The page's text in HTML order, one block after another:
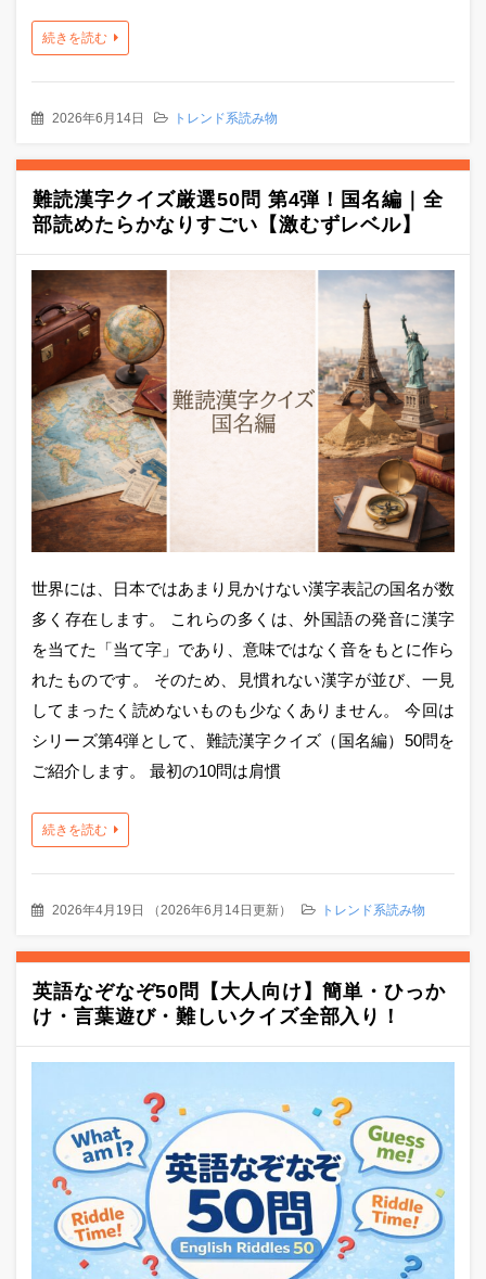
続きを読む
2026年6月14日 トレンド系読み物
難読漢字クイズ厳選50問 第4弾！国名編｜全
部読めたらかなりすごい【激むずレベル】
世界には、日本ではあまり見かけない漢字表記の国名が数
多く存在します。 これらの多くは、外国語の発音に漢字
を当てた「当て字」であり、意味ではなく音をもとに作ら
れたものです。 そのため、見慣れない漢字が並び、一見
してまったく読めないものも少なくありません。 今回は
シリーズ第4弾として、難読漢字クイズ（国名編）50問を
ご紹介します。 最初の10問は肩慣
続きを読む
2026年4月19日 （2026年6月14日更新） トレンド系読み物
英語なぞなぞ50問【大人向け】簡単・ひっか
け・言葉遊び・難しいクイズ全部入り！